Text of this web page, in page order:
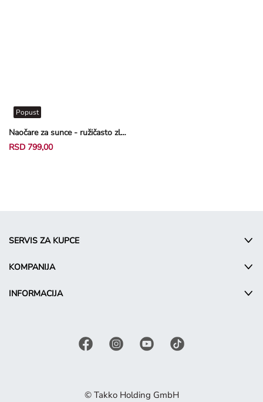
Naočare za sunce - ružičasto zlatna
Popust
RSD 799,00
SERVIS ZA KUPCE
KOMPANIJA
INFORMACIJA
© Takko Holding GmbH